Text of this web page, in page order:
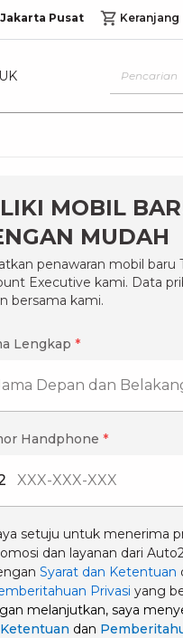
Jakarta Pusat Keranjang
MOBIL
MUDAH
penawaran mobil baru
Executive kami. Data
bersama kami.
Lengkap *
Handphone *
setuju untuk menerima
dan layanan dari
Syarat dan Ketentuan
Privasi yang
melanjutkan, saya
dan